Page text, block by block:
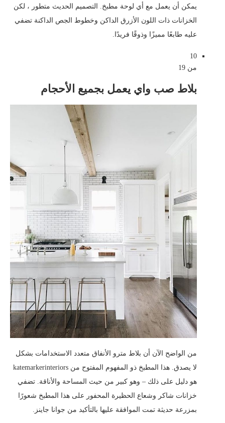
يمكن أن يعمل مع أي لوحة مطبخ. التصميم الحديث متطور ، لكن
الخزانات ذات اللون الأزرق الداكن وخطوط الجص الداكنة تضفي
عليه طابعًا مميزًا وذوقًا فريدًا.
10
من 19
بلاط صب واي يعمل بجميع الأحجام
من الواضح الآن أن بلاط مترو الأنفاق متعدد الاستخدامات بشكل
لا يصدق. هذا المطبخ ذو المفهوم المفتوح من katemarkerinteriors
هو دليل على ذلك – وهو كبير من حيث المساحة والأناقة. تضفي
خزانات شاكر وشعاع الحظيرة المحفور على هذا المطبخ شعورًا
بمزرعة حديثة تمت الموافقة عليها بالتأكيد من جوانا جاينز.